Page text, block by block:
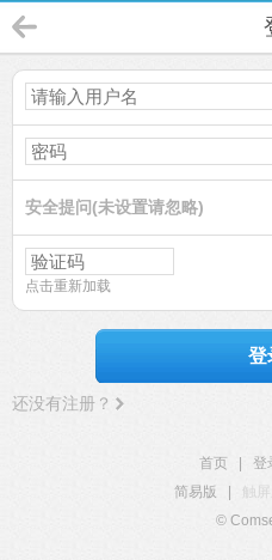
安全提问(未设置请忽略)
点击重新加载
登
还没有注册？
首页 登
简易版
触
©